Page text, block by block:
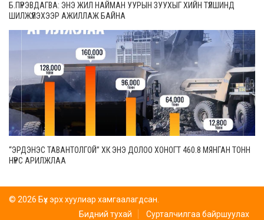
Б.ПҮРЭВДАГВА: ЭНЭ ЖИЛ НАЙМАН УУРЫН ЗУУХЫГ ХИЙН ТҮЛШИНД
ШИЛЖҮҮЛЭХЭЭР АЖИЛЛАЖ БАЙНА
“ЭРДЭНЭС ТАВАНТОЛГОЙ” ХК ЭНЭ ДОЛОО ХОНОГТ 460.8 МЯНГАН ТОНН
НҮҮРС АРИЛЖЛАА
© 2026 Бүх эрх хуулиар хамгаалагдсан.
Бидний тухай
Сурталчилгаа байршуулах